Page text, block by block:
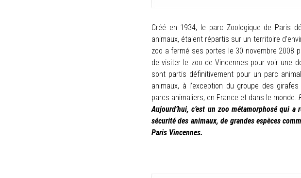
Créé en 1934, le parc Zoologique de Paris
animaux, étaient répartis sur un territoire
zoo a fermé ses portes le 30 novembre 2008
de visiter le zoo de Vincennes pour voir une
sont partis définitivement pour un parc
animaux, à l’exception du groupe des
parcs animaliers, en France et dans le monde.
Aujourd’hui, c’est un zoo métamorphosé qui
sécurité des animaux, de grandes espèces
Paris Vincennes.